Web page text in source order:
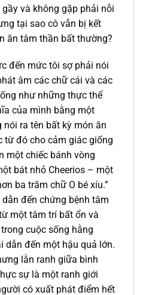
và không gặp phải nỗi
tại sao cô vẫn bị kết
ăn tâm thần bất thường?
đến mức tôi sợ phải nói
âm các chữ cái và các
như những thực thể
của mình bằng một
ra tên bất kỳ món ăn
từ đó cho cảm giác giống
một chiếc bánh vòng
bát nhỏ Cheerios – một
ba trăm chữ O bé xíu.”
đến chứng bệnh tâm
một tâm trí bất ổn và
cuộc sống hằng
dẫn đến một hậu quả lớn.
lằn ranh giữa bình
sự là một ranh giới
có xuất phát điểm hết